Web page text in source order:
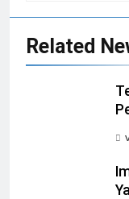
Related